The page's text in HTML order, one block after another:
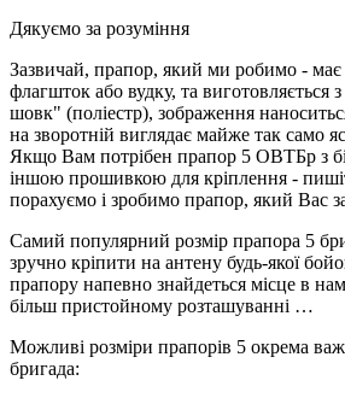
Дякуємо за розуміння
Зазвичай, прапор, який ми робимо -
флагшток або вудку, та виготовляється
шовк" (поліестр), зображення
на зворотній виглядає майже так само
Якщо Вам потрібен прапор 5 ОВТБр з
іншою прошивкою для кріплення -
порахуємо і зробимо прапор, який Вас
Самий популярний розмір прапора 5
зручно кріпити на антену будь-якої
прапору напевно знайдеться місце в
більш пристойному розташуванні …
Можливі розміри прапорів 5 окрема
бригада: